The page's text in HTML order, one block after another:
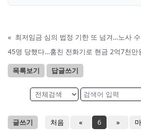
« 최저임금 심의 법정 기한 또 넘겨…노사
45명 당했다…훔친 전화기로 현금 2억7천만
목록보기 답글쓰기
글쓰기 처음 « 6 »